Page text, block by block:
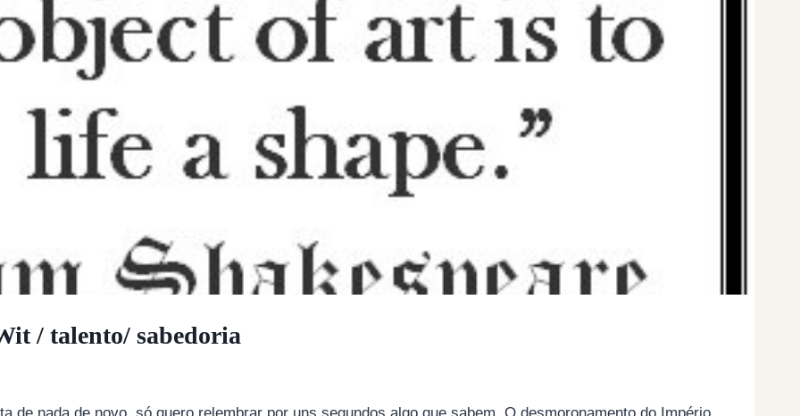
/ talento/ sabedoria
de nada de novo, só quero relembrar por uns segundos algo que sabem. O desmoronamento do Império